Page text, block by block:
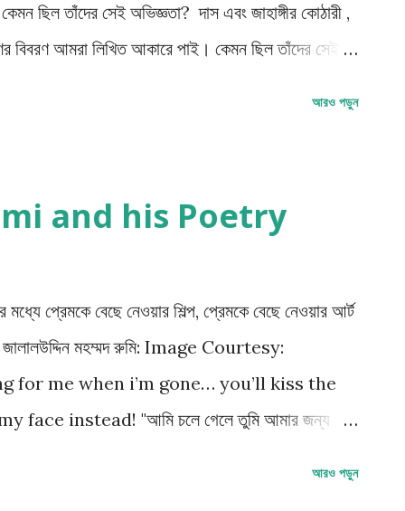
ছিল তাঁদের সেই অভিজ্ঞতা? দাস এবং জাহাঙ্গীর কোঠারী ,
বিবরণ আমরা লিখিত আকারে পাই। কেমন ছিল তাঁদের সেই
তা হল বিদেশের মাটিতে দুজনের প্রায় একই ধরণের
একজন মিশনারী বা ধর্মপ্রচারক, তার আমেরিকা - আগমনের
আরও পড়ুন
and his Poetry
প্রেমকে বেছে নেওয়ার শিল্প, প্রেমকে বেছে নেওয়ার আর্ট
জালালউদ্দিন মহম্মদ রুমি: Image Courtesy:
for me when i’m gone… you’ll kiss the
instead! "আমি চলে গেলে তুমি আমার জন্য
আরও পড়ুন